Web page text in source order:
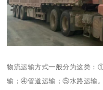
物流运输方式一般分为这类
输；④管道运输；⑤水路运输